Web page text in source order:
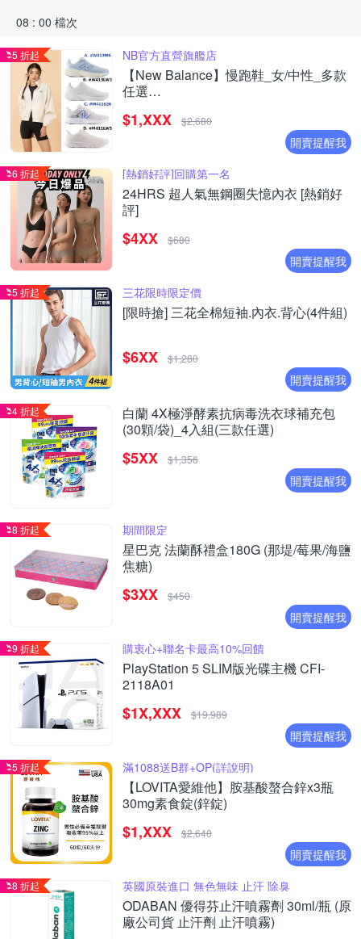
08 : 00 檔次
5 折起 NB官方直營旗艦店
【New Balance】慢跑鞋_女/中性_多款
任選
(網路獨家款)
$1,XXX $2,680
開賣提醒我
6 折起 [熱銷好評]回購第一名
24HRS 超人氣無鋼圈失憶內衣 [熱銷好
評]
$4XX $680
開賣提醒我
5 折起 三花限時限定價
[限時搶] 三花全棉短袖.內衣.背心(4件組)
$6XX $1,280
開賣提醒我
4 折起
白蘭 4X極淨酵素抗病毒洗衣球補充包
(30顆/袋)_4入組(三款任選)
$5XX $1,356
開賣提醒我
8 折起 期間限定
星巴克 法蘭酥禮盒180G (那堤/莓果/海鹽
焦糖)
$3XX $450
開賣提醒我
9 折起 購衷心+聯名卡最高10%回饋
PlayStation 5 SLIM版光碟主機 CFI-
2118A01
$1X,XXX $19,989
開賣提醒我
5 折起 滿1088送B群+OP(詳說明)
【LOVITA愛維他】胺基酸螯合鋅x3瓶
30mg素食錠(鋅錠)
$1,XXX $2,640
開賣提醒我
8 折起 英國原裝進口 無色無味 止汗 除臭
ODABAN 優得芬止汗噴霧劑 30ml/瓶 (原
廠公司貨 止汗劑 止汗噴霧)